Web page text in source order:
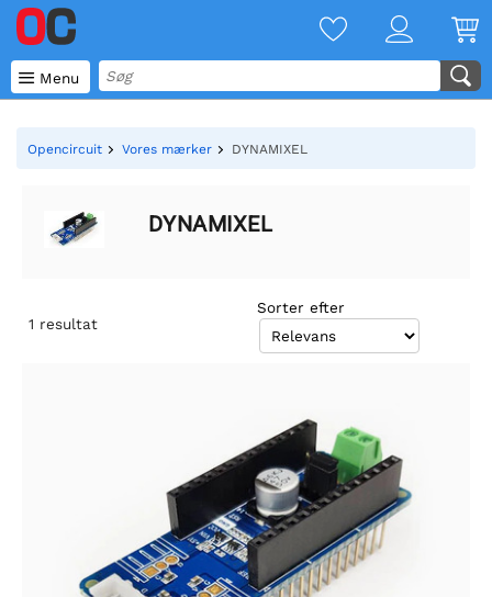
 Menu
Opencircuit Vores mærker DYNAMIXEL
DYNAMIXEL
1 resultat
Sorter efter